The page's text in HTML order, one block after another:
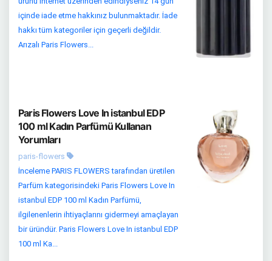
içinde iade etme hakkınız bulunmaktadır. İade
hakkı tüm kategoriler için geçerli değildir.
Arızalı Paris Flowers...
Paris Flowers Love In istanbul EDP
100 ml Kadın Parfümü Kullanan
Yorumları
paris-flowers
İnceleme PARIS FLOWERS tarafından üretilen
Parfüm kategorisindeki Paris Flowers Love In
istanbul EDP 100 ml Kadın Parfümü,
ilgilenenlerin ihtiyaçlarını gidermeyi amaçlayan
bir üründür. Paris Flowers Love In istanbul EDP
100 ml Ka...